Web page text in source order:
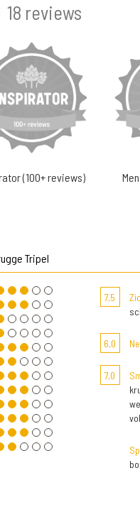
18 reviews
(100+ reviews)
Tripel
7,5
6,0
7,0